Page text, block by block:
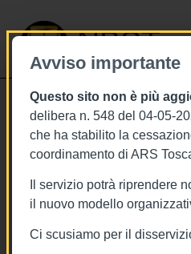
Avviso importante
Questo sito non è più
delibera n. 548 del 04-05-
che ha stabilito la
coordinamento di ARS
Il servizio potrà riprendere
il nuovo modello
Ci scusiamo per il
NBST
17/2/2025
Decreto n.3061
Tags Toscana
BURT